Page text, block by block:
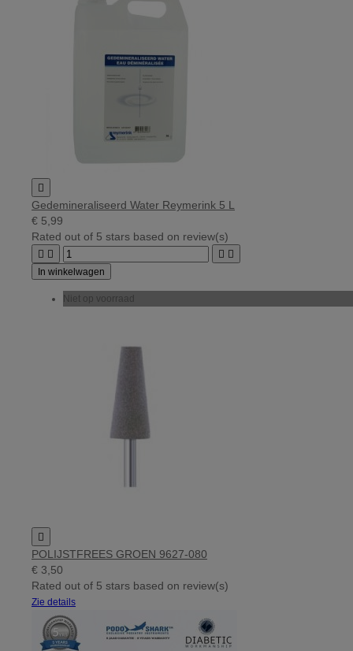

Gedemineraliseerd Water Reymerink 5 L
€ 5,99
Rated out of 5 stars based on review(s)
   
In winkelwagen
Niet op voorraad

POLIJSTFREES GROEN 9627-080
€ 3,50
Rated out of 5 stars based on review(s)
Zie details